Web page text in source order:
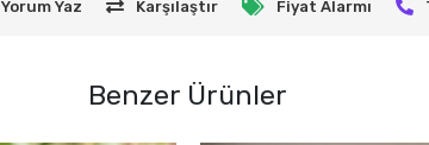
Yorum Yaz Karşılaştır Fiyat Alarmı
Benzer Ürünler